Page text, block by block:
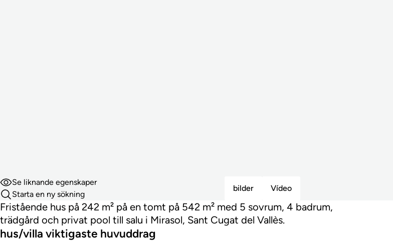
bilder Vídeo
Se liknande egenskaper
Starta en ny sökning
Fristående hus på 242 m² på en tomt på 542 m² med 5 sovrum, 4 badrum,
trädgård och privat pool till salu i Mirasol, Sant Cugat del Vallès.
hus/villa viktigaste huvuddrag